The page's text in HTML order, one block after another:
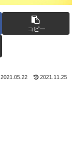
コピー
2021.05.22 2021.11.25